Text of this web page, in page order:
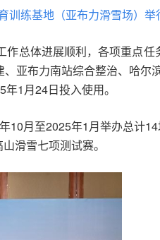
练基地（亚布力滑雪场）
总体进展顺利，各项重点
亚布力南站综合整治、哈尔
1月24日投入使用。
月至2025年1月举办总计
滑雪七项测试赛。